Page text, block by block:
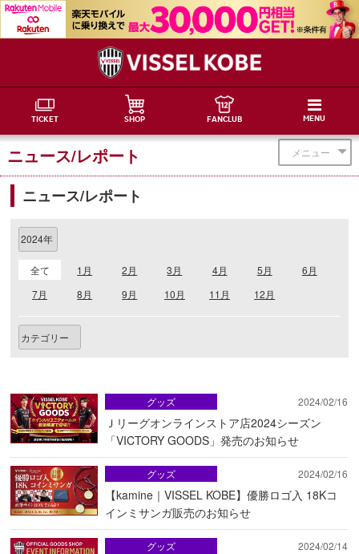
TICKET SHOP FANCLUB MENU
メニュー
ニュース/レポート
ニュース/レポート
全て 1月 2月 3月 4月 5月
6月
7月
8月 9月 10月 11月 12月
2024/02/16
Ｊリーグオンラインストア店2024シーズン
「VICTORY GOODS」発売のお知らせ
グッズ
2024/02/16
【kamine｜VISSEL KOBE】優勝ロゴ入 18Kコ
インミサンガ販売のお知らせ
グッズ
2024/02/14
グッズ